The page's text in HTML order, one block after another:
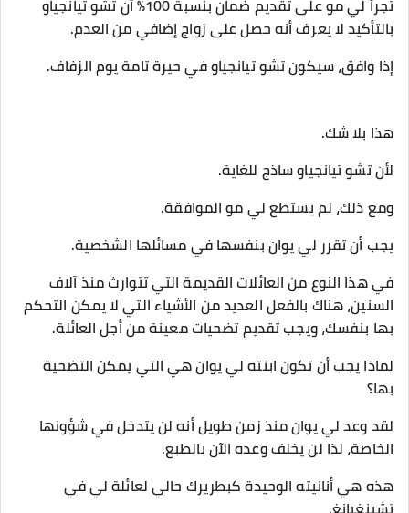
تجرأ لي مو على تقديم ضمان بنسبة 100% أن تشو تيانجياو
بالتأكيد لا يعرف أنه حصل على زواج إضافي من العدم.
إذا وافق، سيكون تشو تيانجياو في حيرة تامة يوم الزفاف.
هذا بلا شك.
لأن تشو تيانجياو ساذج للغاية.
ومع ذلك، لم يستطع لي مو الموافقة.
يجب أن تقرر لي يوان بنفسها في مسائلها الشخصية.
في هذا النوع من العائلات القديمة التي تتوارث منذ آلاف
السنين، هناك بالفعل العديد من الأشياء التي لا يمكن التحكم
بها بنفسك، ويجب تقديم تضحيات معينة من أجل العائلة.
لماذا يجب أن تكون ابنته لي يوان هي التي يمكن التضحية
بها؟
لقد وعد لي يوان منذ زمن طويل أنه لن يتدخل في شؤونها
الخاصة، لذا لن يخلف وعده الآن بالطبع.
هذه هي أنانيته الوحيدة كبطريرك حالي لعائلة لي في